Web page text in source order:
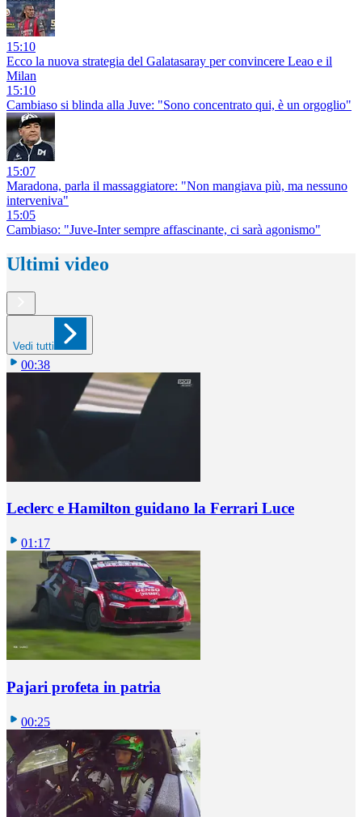
15:10
Ecco la nuova strategia del Galatasaray per convincere Leao e il
Milan
15:10
Cambiaso si blinda alla Juve: "Sono concentrato qui, è un orgoglio"
15:07
Maradona, parla il massaggiatore: "Non mangiava più, ma nessuno
interveniva"
15:05
Cambiaso: "Juve-Inter sempre affascinante, ci sarà agonismo"
Ultimi video
Vedi tutti
00:38
Leclerc e Hamilton guidano la Ferrari Luce
01:17
Pajari profeta in patria
00:25